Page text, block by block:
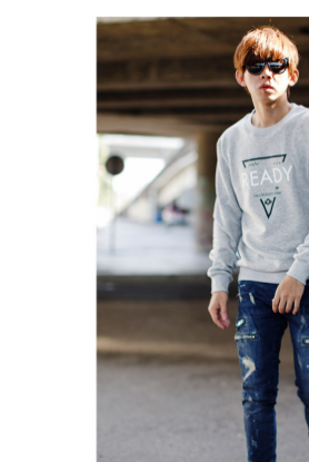
客戶支援中心」
https://
１．透過由恩沛科技股份有限公司提供之「
易，需依本服務之必要範圍內提供個人資料，
權轉讓予恩沛科技股份有限公司。
２．關於個人資料處理事宜，請瀏覽以下網址：
https://aftee.tw/terms/#terms3
３．未成年的使用者請事先徵得法定代理人或監
「AFTEE先享後付」，若未經同意申辦者引起
４．使用「AFTEE先享後付」時，將依據個別
時審查核予不同之上限額度；若仍有額度不足
請求用戶進行身份認證。
５．嚴禁一人註冊多個帳號或使用他人資訊註
恩沛科技股份有限公司將有權停止該用戶之使
每筆NT$80，滿NT$1,800(含以上)免運費
每筆NT$120，滿NT$3,000(含以上)免運費